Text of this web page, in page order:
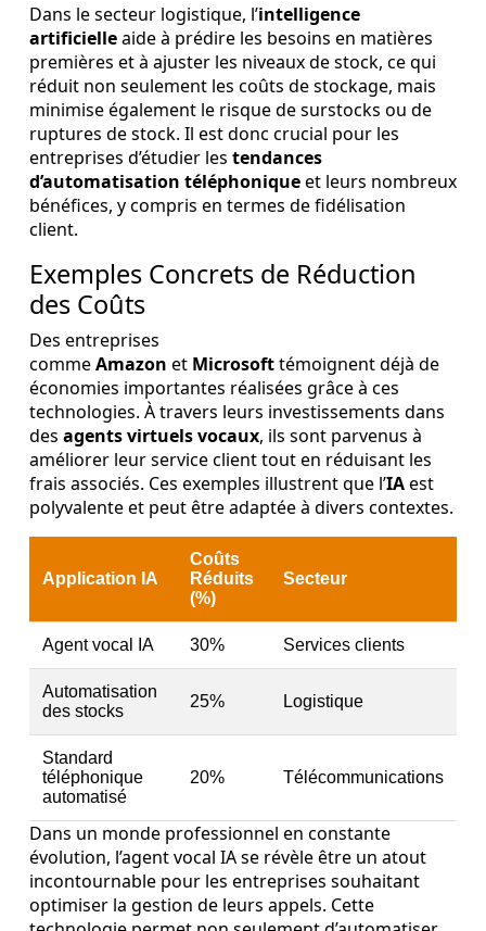
Dans le secteur logistique, l’intelligence
artificielleaide à prédire les besoins en matières
premières et à ajuster les niveaux de stock, ce qui
réduit non seulement les coûts de stockage, mais
minimise également le risque de surstocks ou de
ruptures de stock. Il est donc crucial pour les
entreprises d’étudier les tendances
d’automatisation téléphoniqueet leurs nombreux
bénéfices, y compris en termes de fidélisation
client.
Exemples Concrets de Réduction
des Coûts
Des entreprises
commeAmazon et Microsofttémoignent déjà de
économies importantes réalisées grâce à ces
technologies. À travers leurs investissements dans
des agents virtuels vocaux, ils sont parvenus à
améliorer leur service client tout en réduisant les
frais associés. Ces exemples illustrent que l’IAest
polyvalente et peut être adaptée à divers contextes.
Application IA
Coûts
Réduits
(%)
Secteur
Agent vocal IA 30% Services clients
Automatisation
des stocks
25% Logistique
Standard
téléphonique
automatisé
20% Télécommunications
Dans un monde professionnel en constante
évolution, l’agent vocal IA se révèle être un atout
incontournable pour les entreprises souhaitant
optimiser la gestion de leurs appels. Cette